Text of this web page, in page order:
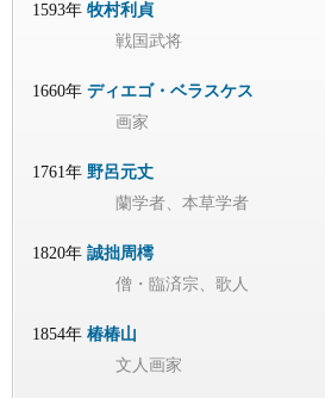
1593年 牧村利貞
戦国武将
1660年 ディエゴ・ベラスケス
画家
1761年 野呂元丈
蘭学者、本草学者
1820年 誠拙周樗
僧・臨済宗、歌人
1854年 椿椿山
文人画家